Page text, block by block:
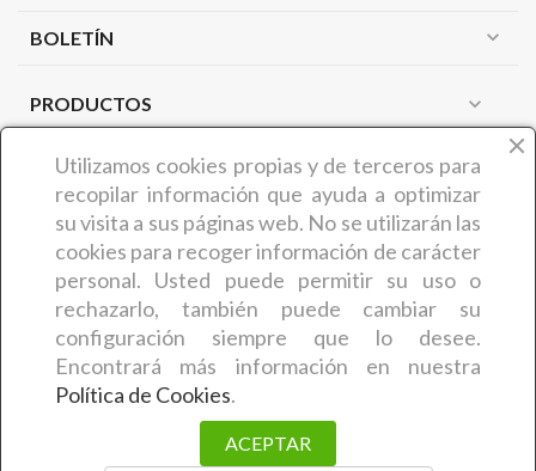
BOLETÍN expand_more
PRODUCTOS expand_more
NUESTRA EMPRESA expand_more
¿QUIÉNES SOMOS?
COMERCIAL CARMIN (Benedicta Camaron de Castro) es
una empresa zamorana que desde hace más de 30 años
ofrece a sus clientes
artículos y productos relacionados
con la estética y la peluquería. En concreto, la empresa
comenzó su actividad en el año 1995. El trabajo exhaustivo
desarrollado a lo largo de todo este tiempo les ha permitido
confianza y fidelidad
Utilizamos cookies propias y de terceros para
recopilar información que ayuda a optimizar
su visita a sus páginas web. No se utilizarán las
cookies para recoger información de carácter
personal. Usted puede permitir su uso o
rechazarlo, también puede cambiar su
configuración siempre que lo desee.
Encontrará más información en nuestra
Política de Cookies.
ACEPTAR